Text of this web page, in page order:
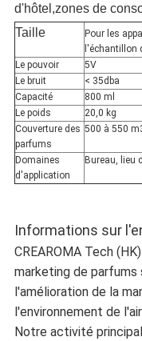
d'hôtel,zones de
Taille
Pour les
l'échantillon
Le pouvoir
5V
Le bruit
< 35dba
Capacité
800 ml
Le poids
20,0 kg
Couverture des
parfums
500 à 550
Domaines
d'application
Bureau, lieu
Informations sur
CREAROMA Tech
marketing de
l'amélioration de la
l'environnement de
Notre activité